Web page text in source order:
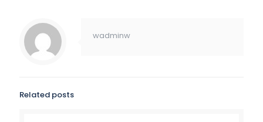
wadminw
Related posts